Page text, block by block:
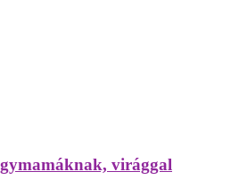
virággal